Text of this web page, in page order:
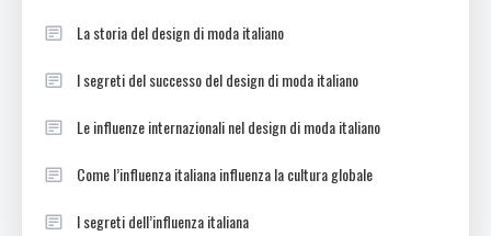
La storia del design di moda italiano
I segreti del successo del design di moda italiano
Le influenze internazionali nel design di moda italiano
Come l’influenza italiana influenza la cultura globale
I segreti dell’influenza italiana